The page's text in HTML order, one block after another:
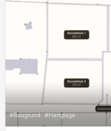
#Baugrund #Hanglage